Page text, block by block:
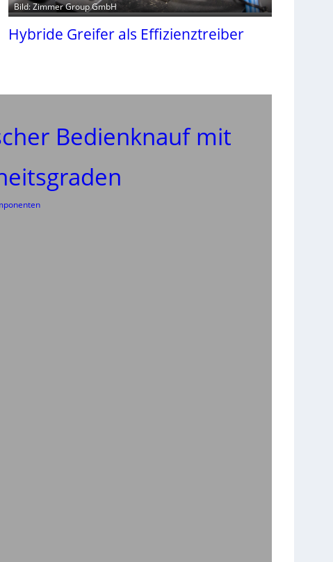
Bild: Zimmer Group GmbH
Hybride Greifer als Effizienztreiber
Bedienknauf mit